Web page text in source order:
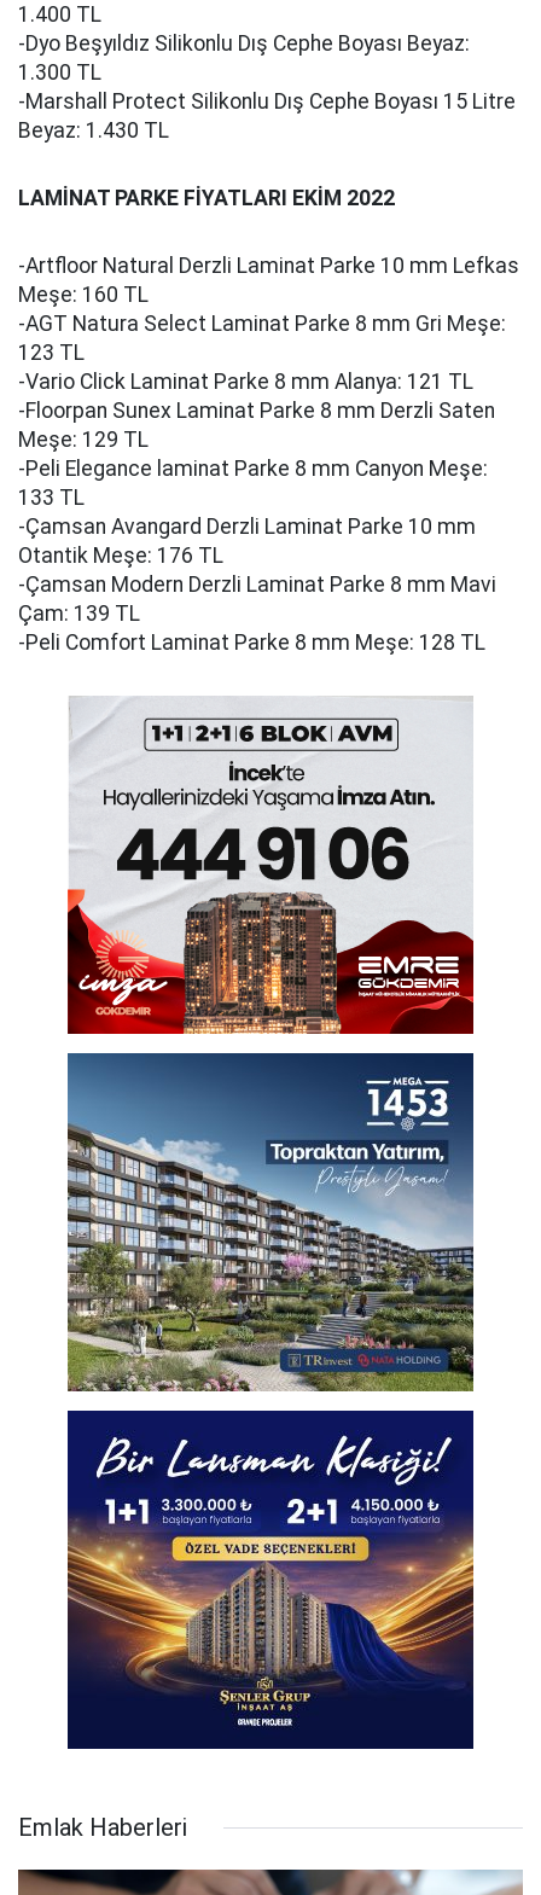
1.400 TL
-Dyo Beşyıldız Silikonlu Dış Cephe Boyası Beyaz:
1.300 TL
-Marshall Protect Silikonlu Dış Cephe Boyası 15 Litre
Beyaz: 1.430 TL
LAMİNAT PARKE FİYATLARI EKİM 2022
-Artfloor Natural Derzli Laminat Parke 10 mm Lefkas
Meşe: 160 TL
-AGT Natura Select Laminat Parke 8 mm Gri Meşe:
123 TL
-Vario Click Laminat Parke 8 mm Alanya: 121 TL
-Floorpan Sunex Laminat Parke 8 mm Derzli Saten
Meşe: 129 TL
-Peli Elegance laminat Parke 8 mm Canyon Meşe:
133 TL
-Çamsan Avangard Derzli Laminat Parke 10 mm
Otantik Meşe: 176 TL
-Çamsan Modern Derzli Laminat Parke 8 mm Mavi
Çam: 139 TL
-Peli Comfort Laminat Parke 8 mm Meşe: 128 TL
Emlak Haberleri